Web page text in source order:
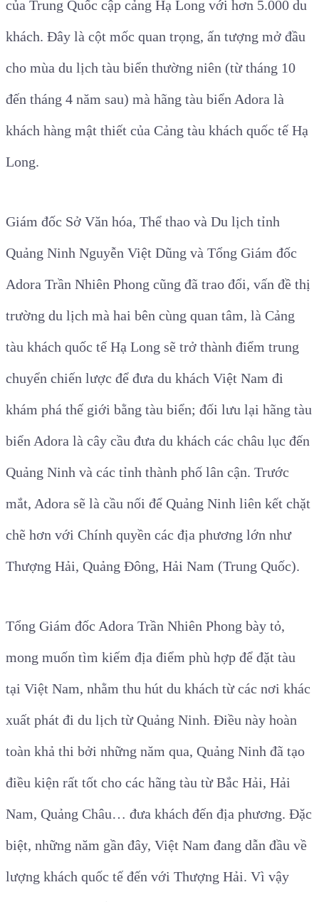
của Trung Quốc cập cảng Hạ Long với hơn 5.000 du
khách. Đây là cột mốc quan trọng, ấn tượng mở đầu
cho mùa du lịch tàu biển thường niên (từ tháng 10
đến tháng 4 năm sau) mà hãng tàu biển Adora là
khách hàng mật thiết của Cảng tàu khách quốc tế Hạ
Long.
Giám đốc Sở Văn hóa, Thể thao và Du lịch tỉnh
Quảng Ninh Nguyễn Việt Dũng và Tổng Giám đốc
Adora Trần Nhiên Phong cũng đã trao đổi, vấn đề thị
trường du lịch mà hai bên cùng quan tâm, là Cảng
tàu khách quốc tế Hạ Long sẽ trở thành điểm trung
chuyển chiến lược để đưa du khách Việt Nam đi
khám phá thế giới bằng tàu biển; đối lưu lại hãng tàu
biển Adora là cây cầu đưa du khách các châu lục đến
Quảng Ninh và các tỉnh thành phố lân cận. Trước
mắt, Adora sẽ là cầu nối để Quảng Ninh liên kết chặt
chẽ hơn với Chính quyền các địa phương lớn như
Thượng Hải, Quảng Đông, Hải Nam (Trung Quốc).
Tổng Giám đốc Adora Trần Nhiên Phong bày tỏ,
mong muốn tìm kiếm địa điểm phù hợp để đặt tàu
tại Việt Nam, nhằm thu hút du khách từ các nơi khác
xuất phát đi du lịch từ Quảng Ninh. Điều này hoàn
toàn khả thi bởi những năm qua, Quảng Ninh đã tạo
điều kiện rất tốt cho các hãng tàu từ Bắc Hải, Hải
Nam, Quảng Châu… đưa khách đến địa phương. Đặc
biệt, những năm gần đây, Việt Nam đang dẫn đầu về
lượng khách quốc tế đến với Thượng Hải. Vì vậy